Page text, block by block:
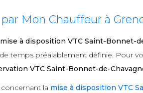
Mon Chauffeur à
mise à disposition VTC Saint-Bonnet-
temps préalablement définie. Pour
VTC Saint-Bonnet-de-
la mise à disposition VTC